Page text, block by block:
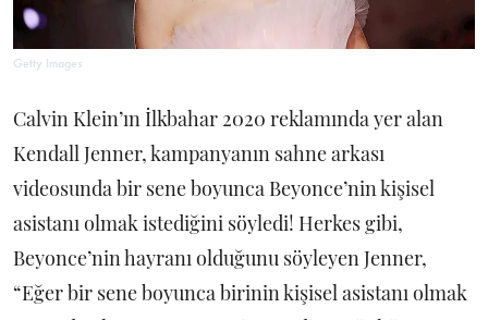
Getty Images
Calvin Klein’ın İlkbahar 2020 reklamında yer alan
Kendall Jenner, kampanyanın sahne arkası
videosunda bir sene boyunca Beyonce’nin kişisel
asistanı olmak istediğini söyledi! Herkes gibi,
Beyonce’nin hayranı olduğunu söyleyen Jenner,
“Eğer bir sene boyunca birinin kişisel asistanı olmak